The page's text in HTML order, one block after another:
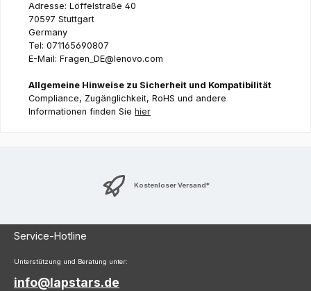
Adresse: Löffelstraße 40
70597 Stuttgart
Germany
Tel: 071165690807
E-Mail: Fragen_DE@lenovo.com
Allgemeine Hinweise zu Sicherheit und Kompatibilität
Compliance, Zugänglichkeit, RoHS und andere
Informationen finden Sie hier
Kostenloser Versand*
Service-Hotline
Unterstützung und Beratung unter:
info@lapstars.de